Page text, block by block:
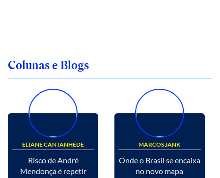
Colunas e Blogs
ELIANE CANTANHÊDE
Risco de André
Mendonça é repetir
MARCOS JANK
Onde o Brasil se encaixa
no novo mapa